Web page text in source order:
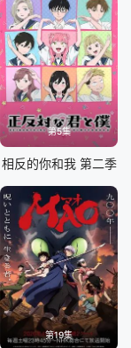
第5集
相反的你和我 第二季
第19集